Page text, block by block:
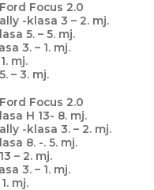
Focus 2.0
-klasa 3 – 2. mj.
5. – 5. mj.
3. – 1. mj.
mj.
– 3. mj.
Focus 2.0
H 13- 8. mj.
-klasa 3. – 2. mj.
8. -. 5. mj.
– 2. mj.
3. – 1. mj.
mj.